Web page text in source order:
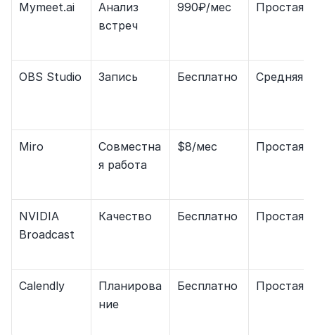
Mymeet.ai
Анализ
встреч
990₽/мес Простая
OBS Studio Запись Бесплатно Средняя
Miro
Совместна
я работа
$8/мес Простая
NVIDIA
Broadcast
Качество Бесплатно Простая
Calendly
Планирова
ние
Бесплатно Простая